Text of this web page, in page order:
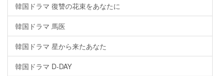
韓国ドラマ 復讐の花束をあなたに
韓国ドラマ 馬医
韓国ドラマ 星から来たあなた
韓国ドラマ D-DAY